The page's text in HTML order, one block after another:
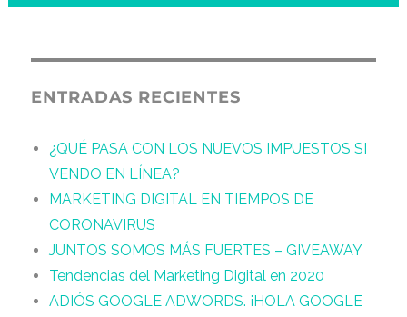
ENTRADAS RECIENTES
¿QUÉ PASA CON LOS NUEVOS IMPUESTOS SI
VENDO EN LÍNEA?
MARKETING DIGITAL EN TIEMPOS DE
CORONAVIRUS
JUNTOS SOMOS MÁS FUERTES – GIVEAWAY
Tendencias del Marketing Digital en 2020
ADIÓS GOOGLE ADWORDS. ¡HOLA GOOGLE